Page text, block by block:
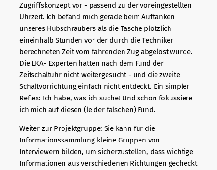
Zugriffskonzept vor - passend zu der voreingestellten
Uhrzeit. Ich befand mich gerade beim Auftanken
unseres Hubschraubers als die Tasche plötzlich
eineinhalb Stunden vor der durch die Techniker
berechneten Zeit vom fahrenden Zug abgelöst wurde.
Die LKA- Experten hatten nach dem Fund der
Zeitschaltuhr nicht weitergesucht - und die zweite
Schaltvorrichtung einfach nicht entdeckt. Ein simpler
Reflex: Ich habe, was ich suche! Und schon fokussiere
ich mich auf diesen (leider falschen) Fund.
Weiter zur Projektgruppe: Sie kann für die
Informationssammlung kleine Gruppen von
Interviewern bilden, um sicherzustellen, dass wichtige
Informationen aus verschiedenen Richtungen gecheckt